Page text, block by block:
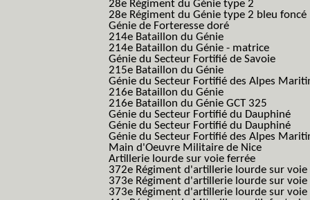
28e Régiment du Génie type 2
28e Régiment du Génie type 2 bleu foncé
Génie de Forteresse doré
214e Bataillon du Génie
214e Bataillon du Génie - matrice
Génie du Secteur Fortifié de Savoie
215e Bataillon du Génie
Génie du Secteur Fortifié des Alpes
216e Bataillon du Génie
216e Bataillon du Génie GCT 325
Génie du Secteur Fortifié du Dauphiné
Génie du Secteur Fortifié du Dauphiné
Génie du Secteur Fortifié des Alpes
Main d'Oeuvre Militaire de Nice
Artillerie lourde sur voie ferrée
372e Régiment d'artillerie lourde sur voie
373e Régiment d'artillerie lourde sur voie
373e Régiment d'artillerie lourde sur